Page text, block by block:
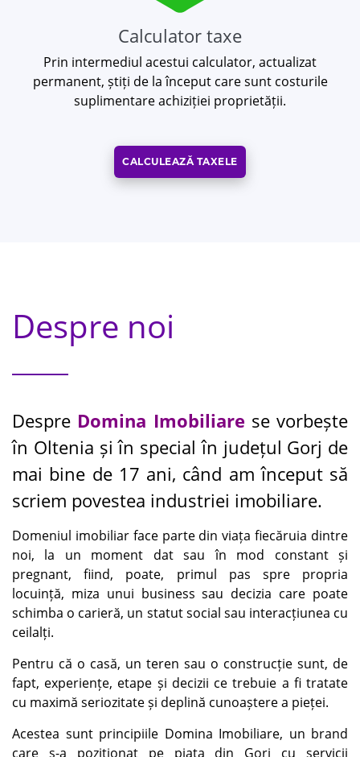
Calculator taxe
Prin intermediul acestui calculator, actualizat
permanent, știți de la început care sunt costurile
suplimentare achiziției proprietății.
CALCULEAZĂ TAXELE
Despre noi
Despre Domina Imobiliare se vorbește
în Oltenia și în special în județul Gorj de
mai bine de 17 ani, când am început să
scriem povestea industriei imobiliare.
Domeniul imobiliar face parte din viața fiecăruia dintre
noi, la un moment dat sau în mod constant și
pregnant, fiind, poate, primul pas spre propria
locuință, miza unui business sau decizia care poate
schimba o carieră, un statut social sau interacțiunea cu
ceilalți.
Pentru că o casă, un teren sau o construcție sunt, de
fapt, experiențe, etape și decizii ce trebuie a fi tratate
cu maximă seriozitate și deplină cunoaștere a pieței.
Acestea sunt principiile Domina Imobiliare, un brand
care s-a poziționat pe piața din Gorj cu servicii